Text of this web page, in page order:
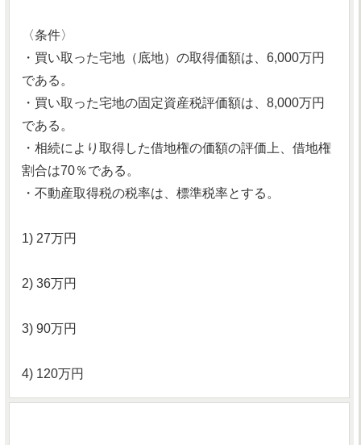
〈条件〉
・買い取った宅地（底地）の取得価額は、6,000万円
である。
・買い取った宅地の固定資産税評価額は、8,000万円
である。
・相続により取得した借地権の価額の評価上、借地権
割合は70％である。
・不動産取得税の税率は、標準税率とする。
1) 27万円
2) 36万円
3) 90万円
4) 120万円